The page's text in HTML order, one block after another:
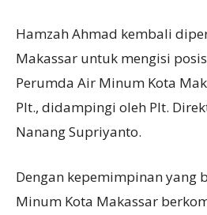
Hamzah Ahmad kembali
Makassar untuk mengisi
Perumda Air Minum Kota
Plt., didampingi oleh Plt.
Nanang Supriyanto.
Dengan kepemimpinan yang
Minum Kota Makassar